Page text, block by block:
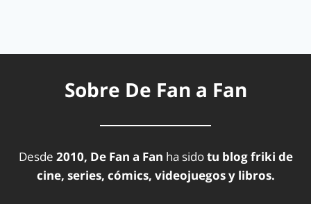
Sobre De Fan a Fan
Desde 2010, De Fan a Fan ha sidotu blog friki de
cine, series, cómics, videojuegos y libros.